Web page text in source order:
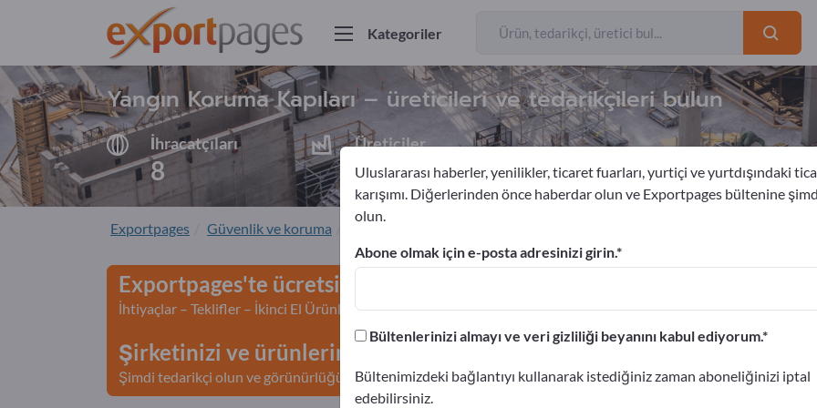
Kategoriler
Yangın Koruma Kapıları – üreticileri ve tedarikçileri bulun
İhracatçıları
8
Üreticiler
8
Exportpages Güvenlik ve koruma
Exportpages'te ücretsiz reklam verin!
İhtiyaçlar – Teklifler – İkinci El Ürünler – İş İletişim Bilgileri >> buradan başlayın
Şirketinizi ve ürünlerinizi Exportpages'te yayınlayın.
Şimdi tedarikçi olun ve görünürlüğünüzü artırın>> burada yayınlayın
Uluslararası haberler, yenilikler, ticaret fuarları, yurtiçi ve yurtdışındaki
karışımı. Diğerlerinden önce haberdar olun ve Exportpages bültenine
olun.
Abone olmak için e-posta adresinizi girin.
Bültenlerinizi almayı ve veri gizliliği beyanını kabul ediyorum.
Bültenimizdeki bağlantıyı kullanarak istediğiniz zaman aboneliğinizi iptal
edebilirsiniz.